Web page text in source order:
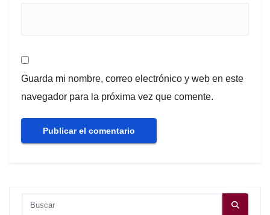
Guarda mi nombre, correo electrónico y web en este
navegador para la próxima vez que comente.